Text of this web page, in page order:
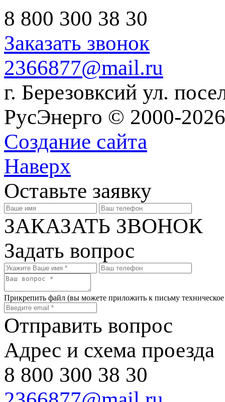
8 800 300 38 30
Заказать звонок
2366877@mail.ru
г. Березовксий ул.
РусЭнерго © 2000-
Создание сайта
Наверх
Оставьте заявку
ЗАКАЗАТЬ ЗВОНОК
Задать вопрос
Прикрепить файл (вы можете приложить к письму
Отправить вопрос
Адрес и схема проезда
8 800 300 38 30